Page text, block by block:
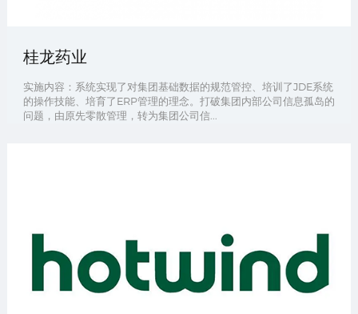
桂龙药业
实施内容：系统实现了对集团基础数据的规范管控、培训了JDE系统
的操作技能、培育了ERP管理的理念。打破集团内部公司信息孤岛的
问题，由原先零散管理，转为集团公司信...